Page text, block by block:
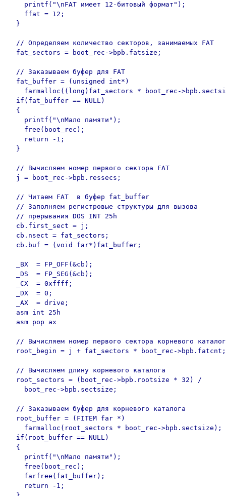
    printf("\nFAT имеет 12-битовый формат");
    ffat = 12;
  }
  // Определяем количество секторов, занимаемых FAT
  fat_sectors = boot_rec->bpb.fatsize;
  // Заказываем буфер для FAT
  fat_buffer = (unsigned int*)
farmalloc((long)fat_sectors * boot_rec-
  if(fat_buffer == NULL)
  {
    printf("\nМало памяти");
    free(boot_rec);
    return -1;
  }
  // Вычисляем номер первого сектора FAT
  j = boot_rec->bpb.ressecs;
  // Читаем FAT  в буфер fat_buffer
  // Заполняем регистровые структуры для вызова
  // прерывания DOS INT 25h
  cb.first_sect = j;
  cb.nsect = fat_sectors;
  cb.buf = (void far*)fat_buffer;
  _BX  = FP_OFF(&cb);
  _DS  = FP_SEG(&cb);
  _CX  = 0xffff;
  _DX  = 0;
  _AX  = drive;
  asm int 25h
  asm pop ax
// Вычисляем номер первого сектора корневого
  root_begin = j + fat_sectors * boot_rec->bpb.fatcnt;
  // Вычисляем длину корневого каталога
  root_sectors = (boot_rec->bpb.rootsize * 32) /
    boot_rec->bpb.sectsize;
  // Заказываем буфер для корневого каталога
  root_buffer = (FITEM far *)
    farmalloc(root_sectors * boot_rec->bpb.sectsize);
  if(root_buffer == NULL)
  {
    printf("\nМало памяти");
    free(boot_rec);
    farfree(fat_buffer);
    return -1;